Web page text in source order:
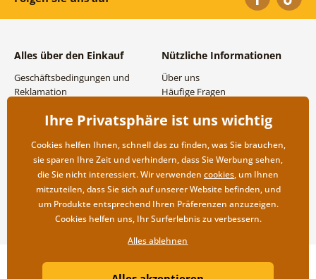
Alles über den Einkauf
Geschäftsbedingungen und
Reklamation
Versand- und
Rücksendung der Ware
Nützliche Informationen
Über uns
Häufige Fragen
Großhandel und
Copyright ©2019 © Dovido.de.
Ihre Privatsphäre ist uns wichtig
Cookies helfen Ihnen, schnell das zu finden, was Sie brauchen,
sie sparen Ihre Zeit und verhindern, dass Sie Werbung sehen,
die Sie nicht interessiert. Wir verwenden cookies, um Ihnen
mitzuteilen, dass Sie sich auf unserer Website befinden, und
um Produkte entsprechend Ihren Präferenzen anzuzeigen.
Cookies helfen uns, Ihr Surferlebnis zu verbessern.
Alles ablehnen